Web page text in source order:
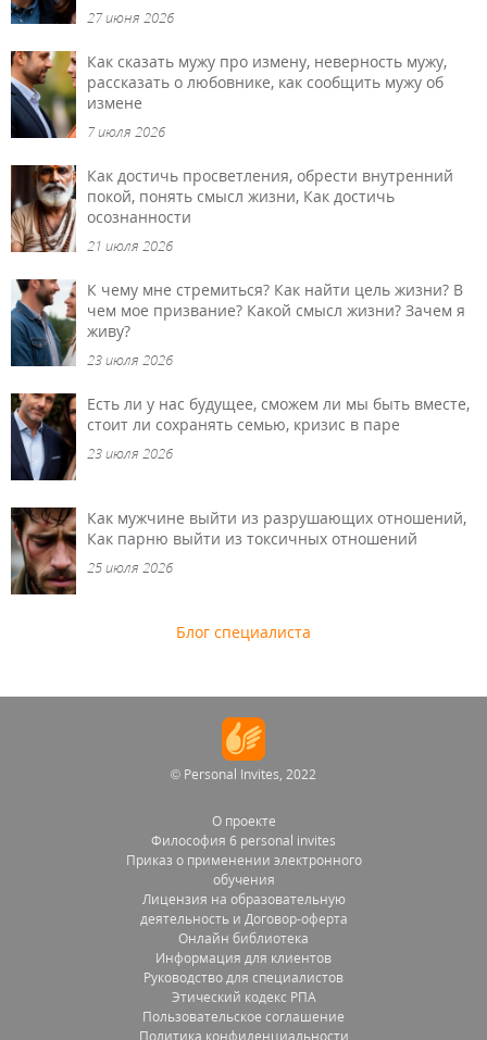
27 июня 2026
Как сказать мужу про измену, неверность мужу,
рассказать о любовнике, как сообщить мужу об
измене
7 июля 2026
Как достичь просветления, обрести внутренний
покой, понять смысл жизни, Как достичь
осознанности
21 июля 2026
К чему мне стремиться? Как найти цель жизни? В
чем мое призвание? Какой смысл жизни? Зачем я
живу?
23 июля 2026
Есть ли у нас будущее, сможем ли мы быть вместе,
стоит ли сохранять семью, кризис в паре
23 июля 2026
Как мужчине выйти из разрушающих отношений,
Как парню выйти из токсичных отношений
25 июля 2026
Блог специалиста
© Personal Invites, 2022
О проекте
Философия 6 personal invites
Приказ о применении электронного
обучения
Лицензия на образовательную
деятельность и Договор-оферта
Онлайн библиотека
Информация для клиентов
Руководство для специалистов
Этический кодекс РПА
Пользовательское соглашение
Политика конфиденциальности